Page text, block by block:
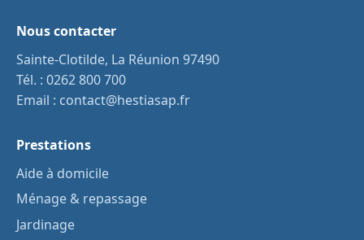
Nous contacter
Sainte-Clotilde, La Réunion 97490
Tél. : 0262 800 700
Email : contact@hestiasap.fr
Prestations
Aide à domicile
Ménage & repassage
Jardinage